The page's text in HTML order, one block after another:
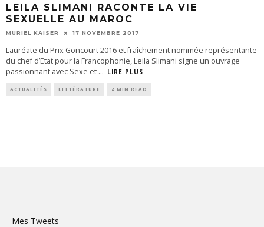
LEILA SLIMANI RACONTE LA VIE
SEXUELLE AU MAROC
MURIEL KAISER 17 NOVEMBRE 2017
Lauréate du Prix Goncourt 2016 et fraîchement nommée représentante
du chef d’Etat pour la Francophonie, Leila Slimani signe un ouvrage
passionnant avec Sexe et ... LIRE PLUS
ACTUALITÉS LITTÉRATURE 4 MIN READ
Mes Tweets